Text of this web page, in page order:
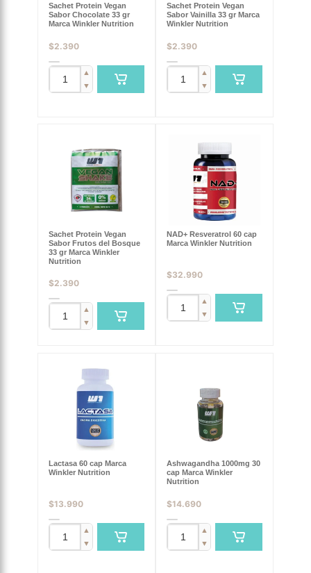
Sachet Protein Vegan
Sabor Chocolate 33 gr
Marca Winkler Nutrition
$2.390
▲
▼
Sachet Protein Vegan
Sabor Vainilla 33 gr Marca
Winkler Nutrition
$2.390
▲
▼
Sachet Protein Vegan
Sabor Frutos del Bosque
33 gr Marca Winkler
Nutrition
$2.390
▲
▼
NAD+ Resveratrol 60 cap
Marca Winkler Nutrition
$32.990
▲
▼
Lactasa 60 cap Marca
Winkler Nutrition
$13.990
▲
▼
Ashwagandha 1000mg 30
cap Marca Winkler
Nutrition
$14.690
▲
▼